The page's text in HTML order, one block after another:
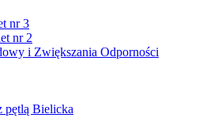
nr 3
nr 2
i Zwiększania Odporności
pętlą Bielicka